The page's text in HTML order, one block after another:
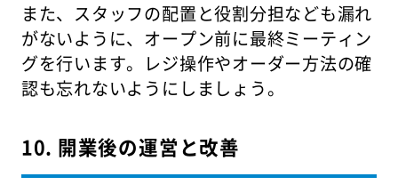
また、スタッフの配置と役割分担なども漏れ
がないように、オープン前に最終ミーティン
グを行います。レジ操作やオーダー方法の確
認も忘れないようにしましょう。
10. 開業後の運営と改善